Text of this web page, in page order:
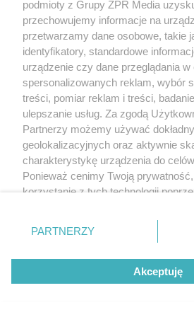
ZOBACZ WIĘCEJ
podmioty z Grupy ZPR Media
przechowujemy informacje na
przetwarzamy dane osobowe, takie
identyfikatory, standardowe
urządzenie czy dane przeglądania w
spersonalizowanych reklam, wybór
treści, pomiar reklam i treści,
ulepszanie usług. Za zgodą
Partnerzy możemy używać
geolokalizacyjnych oraz aktywnie
charakterystykę urządzenia do
Ponieważ cenimy Twoją
korzystanie z tych technologii
zmienić/wycofać klikając przycisk
znajdujący się w lewym dolnym rogu
rodzaje przetwarzania danych nie
użytkownika, ale masz prawo
przetwarzaniu. Preferencje będą
PARTNERZY
Akceptuję